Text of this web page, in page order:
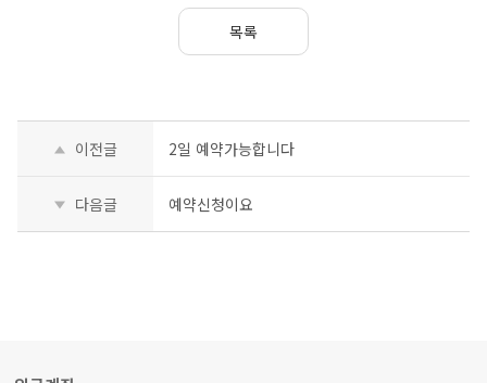
목록
이전글 2일 예약가능합니다
다음글 예약신청이요